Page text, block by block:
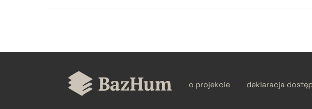
o projekcie deklaracja